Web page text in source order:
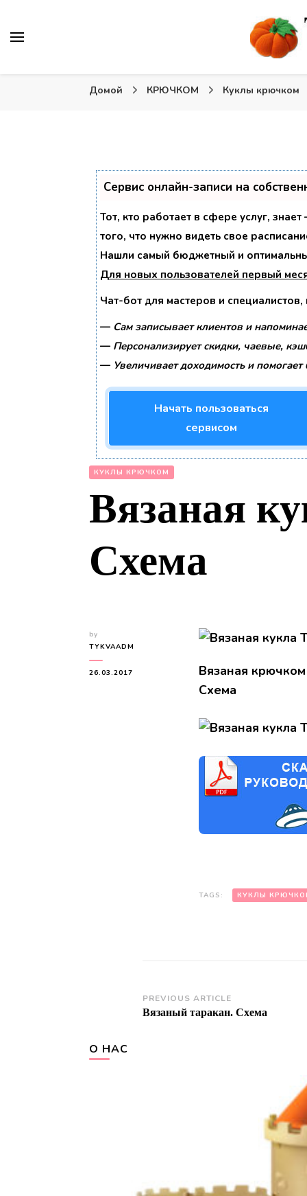
Тыква: Вяжем игрушки
Домой КРЮЧКОМ Куклы крючком
Сервис онлайн-записи на
Тот, кто работает в сфере услуг,
того, что нужно видеть свое
Нашли самый бюджетный и
Для новых пользователей первый
Чат-бот для мастеров и
— Сам записывает клиентов и
— Персонализирует скидки, чаевые,
— Увеличивает доходимость и
Начать пользоваться
сервисом
КУКЛЫ КРЮЧКОМ
Вязаная
Схема
by
TYKVAADM
26.03.2017
Вязаная
Схема
TAGS: КУКЛЫ
Post
Navigation
PREVIOUS ARTICLE
Вязаный таракан. Схема
О НАС